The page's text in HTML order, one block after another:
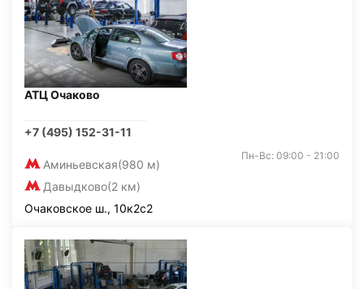
АТЦ Очаково
+7 (495) 152-31-11
Аминьевская(980 м)
Давыдково(2 км)
Пн-Вс: 09:00 - 21:00
Очаковское ш., 10к2с2